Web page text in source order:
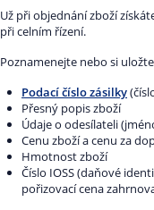
Už při objednání zboží
při celním řízení.
Poznamenejte nebo si
Podací číslo zásilky
Přesný popis zboží
Údaje o odesílateli
Cenu zboží a cenu za
Hmotnost zboží
Číslo IOSS (daňové
pořizovací cena